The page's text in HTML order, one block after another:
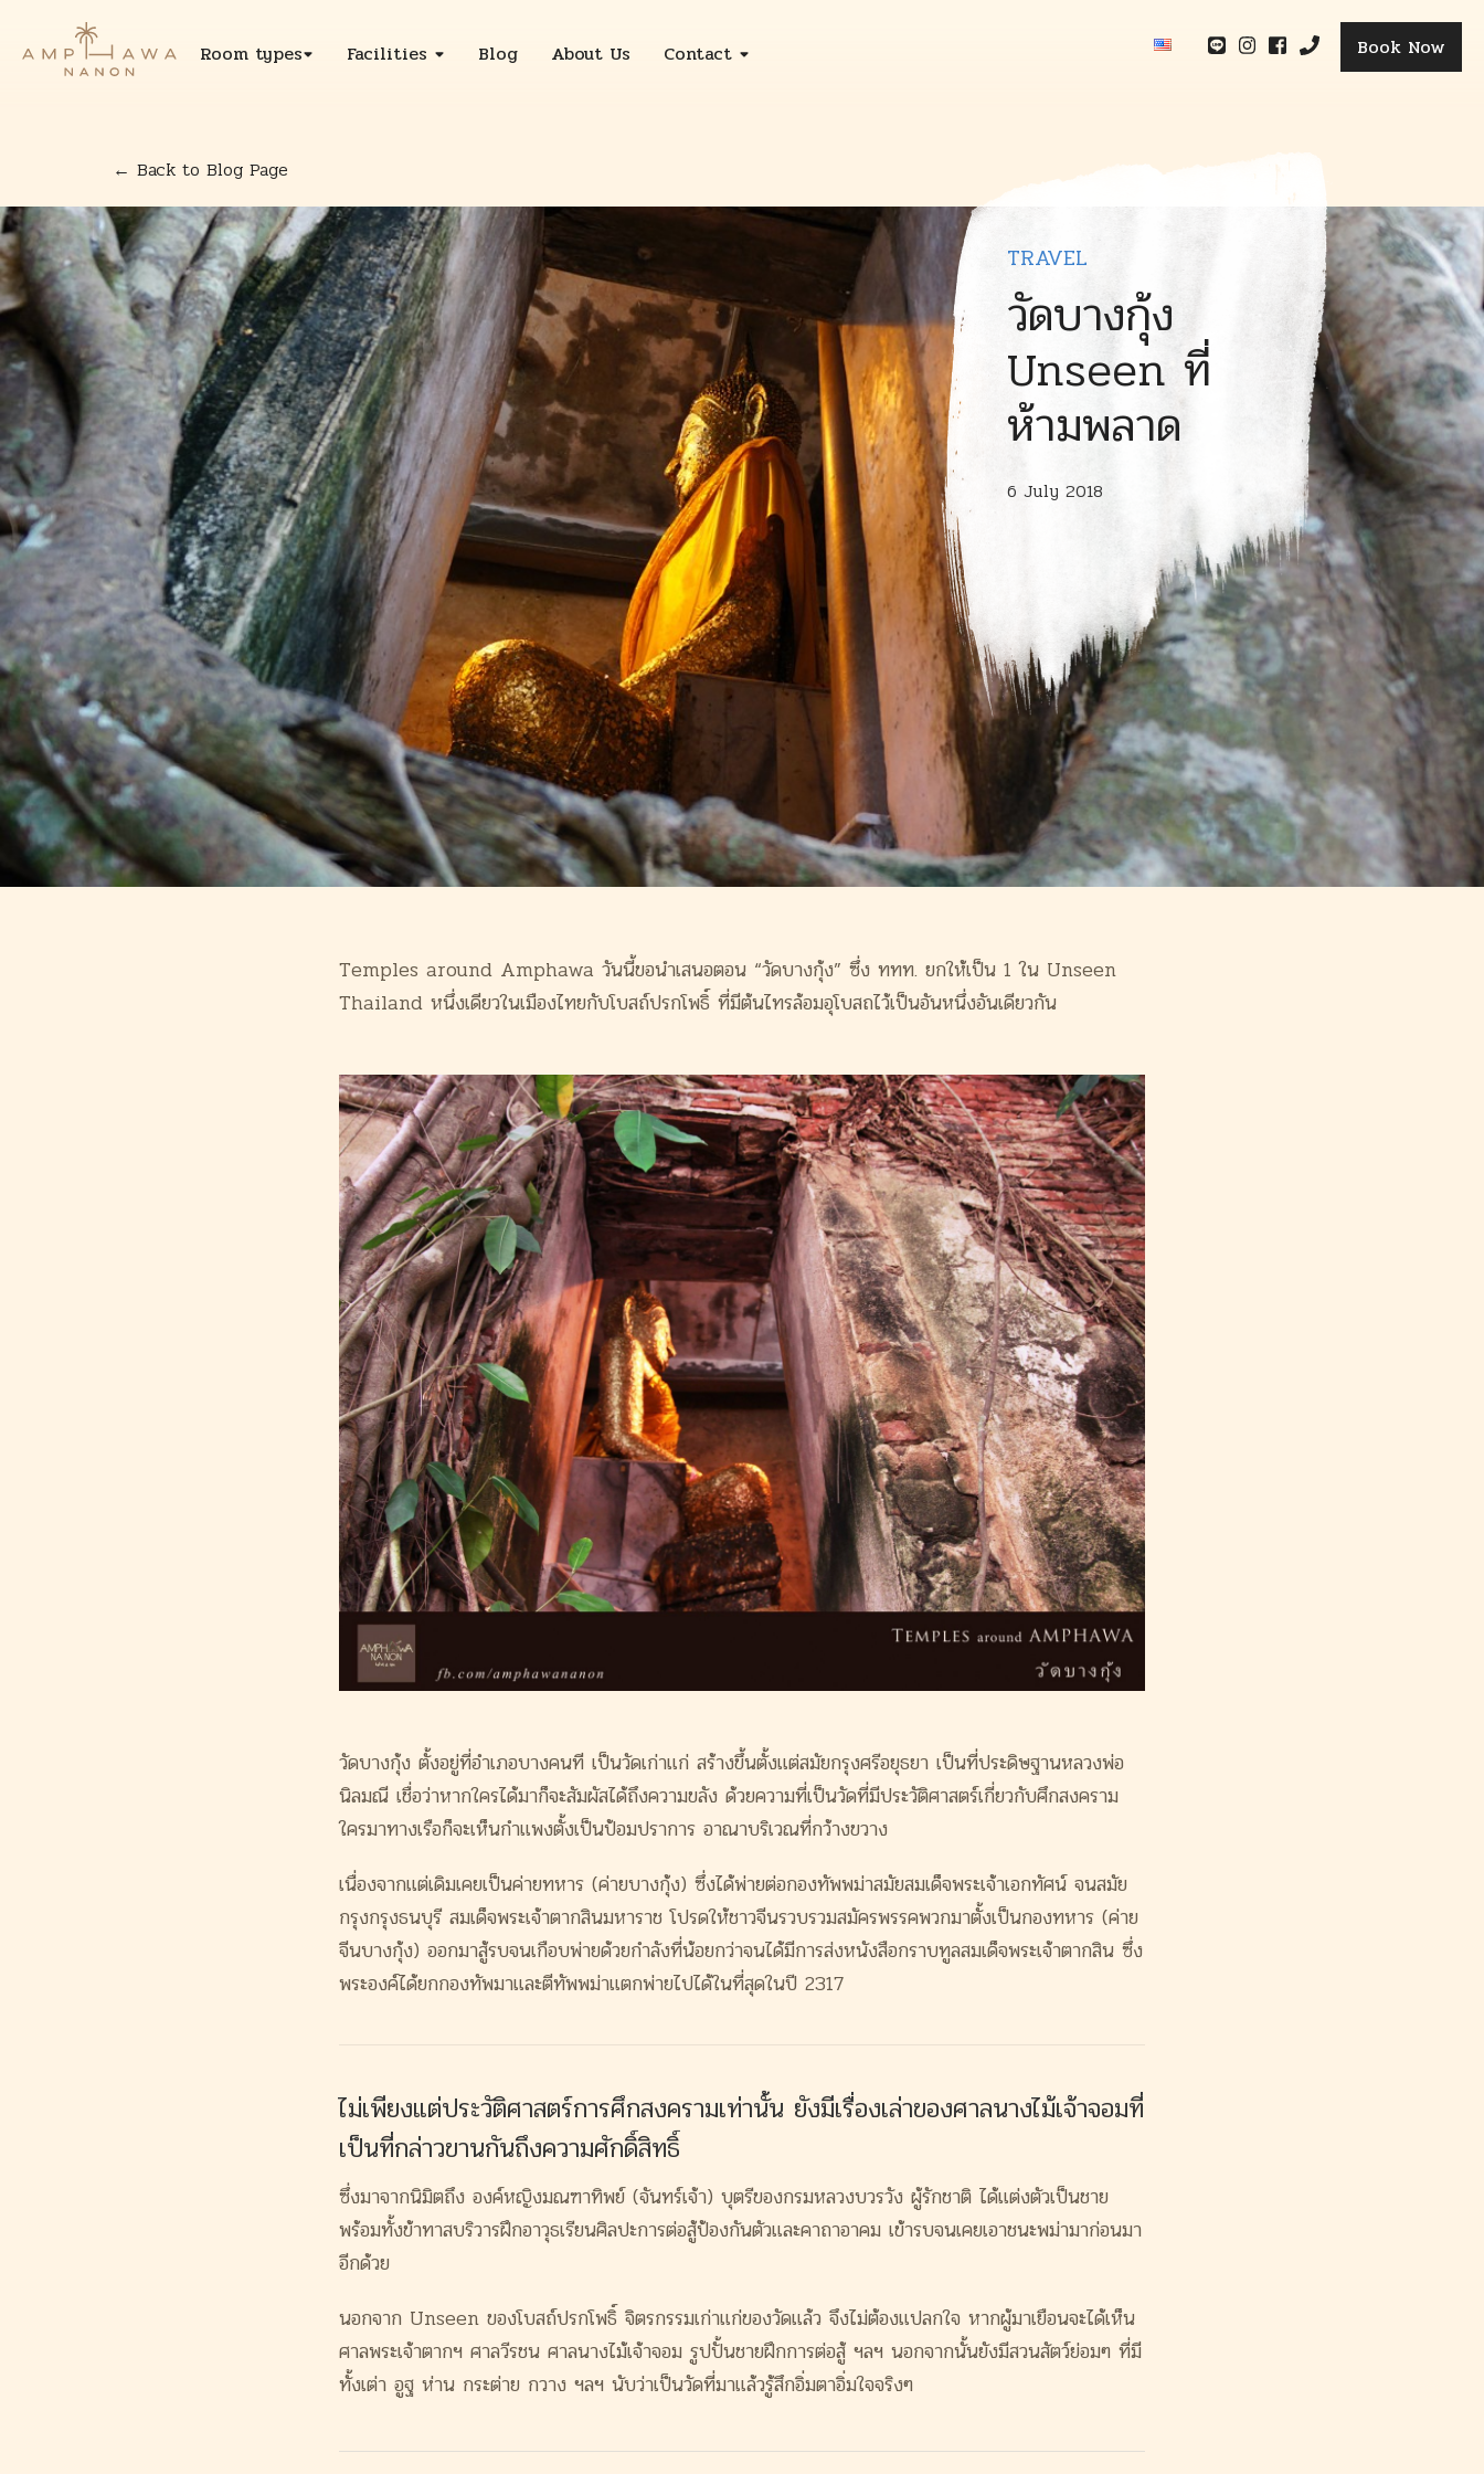
Room types Facilities Blog About Us Contact Book Now
Sleepy Sanctuary
Sleepy Deluxe with Bathtub
Two Bedroom Suite
Facilities
Blog
Gallery
About Us
Contact
Get direction
← Back to Blog Page
TRAVEL
วัดบางกุ้ง
Unseen ที่
ห้ามพลาด
6 July 2018
Temples around Amphawa วันนี้ขอนำเสนอตอน “วัดบางกุ้ง” ซึ่ง ททท. ยกให้เป็น 1 ใน Unseen
Thailand หนึ่งเดียวในเมืองไทยกับโบสถ์ปรกโพธิ์ ที่มีต้นไทรล้อมอุโบสถไว้เป็นอันหนึ่งอันเดียวกัน
วัดบางกุ้ง ตั้งอยู่ที่อำเภอบางคนที เป็นวัดเก่าแก่ สร้างขึ้นตั้งแต่สมัยกรุงศรีอยุธยา เป็นที่ประดิษฐานหลวงพ่อ
นิลมณี เชื่อว่าหากใครได้มาก็จะสัมผัสได้ถึงความขลัง ด้วยความที่เป็นวัดที่มีประวัติศาสตร์เกี่ยวกับศึกสงคราม
ใครมาทางเรือก็จะเห็นกำแพงตั้งเป็นป้อมปราการ อาณาบริเวณที่กว้างขวาง
เนื่องจากแต่เดิมเคยเป็นค่ายทหาร (ค่ายบางกุ้ง) ซึ่งได้พ่ายต่อกองทัพพม่าสมัยสมเด็จพระเจ้าเอกทัศน์ จนสมัย
กรุงกรุงธนบุรี สมเด็จพระเจ้าตากสินมหาราช โปรดให้ชาวจีนรวบรวมสมัครพรรคพวกมาตั้งเป็นกองทหาร (ค่าย
จีนบางกุ้ง) ออกมาสู้รบจนเกือบพ่ายด้วยกำลังที่น้อยกว่าจนได้มีการส่งหนังสือกราบทูลสมเด็จพระเจ้าตากสิน ซึ่ง
พระองค์ได้ยกกองทัพมาและตีทัพพม่าแตกพ่ายไปได้ในที่สุดในปี 2317
ไม่เพียงแต่ประวัติศาสตร์การศึกสงครามเท่านั้น ยังมีเรื่องเล่าของศาลนางไม้เจ้าจอมที่
เป็นที่กล่าวขานกันถึงความศักดิ์สิทธิ์
ซึ่งมาจากนิมิตถึง องค์หญิงมณฑาทิพย์ (จันทร์เจ้า) บุตรีของกรมหลวงบวรวัง ผู้รักชาติ ได้แต่งตัวเป็นชาย
พร้อมทั้งข้าทาสบริวารฝึกอาวุธเรียนศิลปะการต่อสู้ป้องกันตัวและคาถาอาคม เข้ารบจนเคยเอาชนะพม่ามาก่อนมา
อีกด้วย
นอกจาก Unseen ของโบสถ์ปรกโพธิ์ จิตรกรรมเก่าแก่ของวัดแล้ว จึงไม่ต้องแปลกใจ หากผู้มาเยือนจะได้เห็น
ศาลพระเจ้าตากฯ ศาลวีรชน ศาลนางไม้เจ้าจอม รูปปั้นชายฝึกการต่อสู้ ฯลฯ นอกจากนั้นยังมีสวนสัตว์ย่อมๆ ที่มี
ทั้งเต่า อูฐ ห่าน กระต่าย กวาง ฯลฯ นับว่าเป็นวัดที่มาแล้วรู้สึกอิ่มตาอิ่มใจจริงๆ